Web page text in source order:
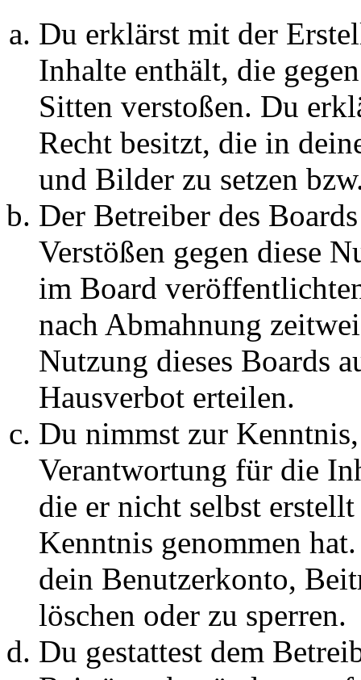
Du erklärst mit der
Inhalte enthält, die
Sitten verstoßen. Du
Recht besitzt, die in
und Bilder zu setzen
Der Betreiber des
Verstößen gegen diese
im Board
nach Abmahnung
Nutzung dieses Boards
Hausverbot erteilen.
Du nimmst zur
Verantwortung für die
die er nicht selbst
Kenntnis genommen
dein Benutzerkonto,
löschen oder zu sperren.
Du gestattest dem